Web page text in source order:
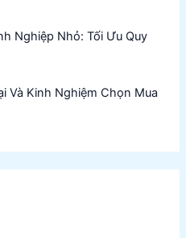
Nghiệp Nhỏ: Tối Ưu Quy
Và Kinh Nghiệm Chọn Mua